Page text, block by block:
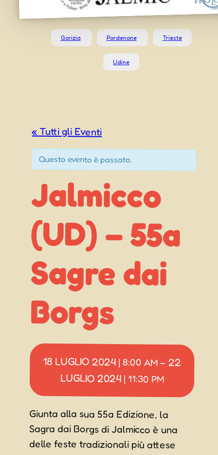
Gorizia Pordenone Trieste
Udine
« Tutti gli Eventi
Questo evento è passato.
Jalmicco
(UD) – 55a
Sagre dai
Borgs
18 LUGLIO 2024 | 8:00 AM– 22
LUGLIO 2024 | 11:30 PM
Giunta alla sua 55a Edizione, la
Sagra dai Borgs di Jalmicco è una
delle feste tradizionali più attese
delle estati friulane, una grossa
festa dove si mangia benissimo con